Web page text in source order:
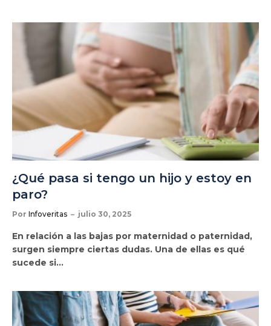
¿Qué pasa si tengo un hijo y estoy en
paro?
Por Infoveritas julio 30, 2025
En relación a las bajas por maternidad o paternidad,
surgen siempre ciertas dudas. Una de ellas es qué
sucede si…